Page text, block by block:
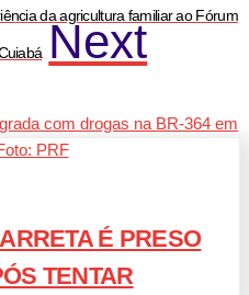
da agricultura familiar ao Fórum
Next
É PRESO
TENTAR